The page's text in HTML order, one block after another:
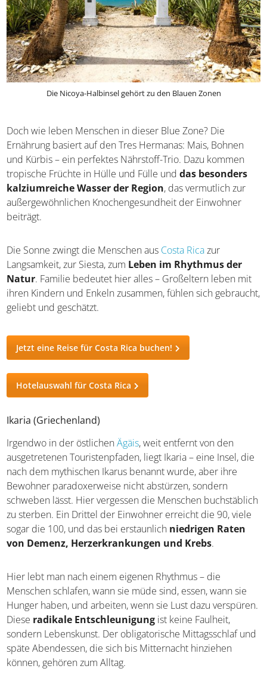
Doch wie leben Menschen in dieser Blue Zone? Die
Ernährung basiert auf den Tres Hermanas: Mais, Bohnen
und Kürbis – ein perfektes Nährstoff-Trio. Dazu kommen
tropische Früchte in Hülle und Fülle unddas besonders
kalziumreiche Wasser der Region
beiträgt.
Die Sonne zwingt die Menschen aus Costa Ricazur
Langsamkeit, zur Siesta, zumLeben im Rhythmus der
Natur. Familie bedeutet hier alles – Großeltern leben
gebraucht, geliebt und geschätzt.
Jetzt eine Reise für Costa Rica buchen!
Ikaria (Griechenland)
Irgendwo in der östlichenÄgäis, weit entfernt von den
ausgetretenen Touristenpfaden, liegt Ikaria – eine Insel,
die nach dem mythischen Ikarus benannt wurde, aber
ihre Bewohner paradoxerweise nicht abstürzen, sondern
schweben lässt. Hier vergessen die Menschen
buchstäblich zu sterben. Ein Drittel der Einwohner
erstaunlich
niedrigen Raten von Demenz,
Herzerkrankungen und Krebs.
Hier lebt man nach einem eigenen Rhythmus – die
Menschen schlafen, wann sie müde sind, essen, wann sie
Hunger haben, und arbeiten, wenn sie Lust dazu
verspüren. Diese radikale Entschleunigung